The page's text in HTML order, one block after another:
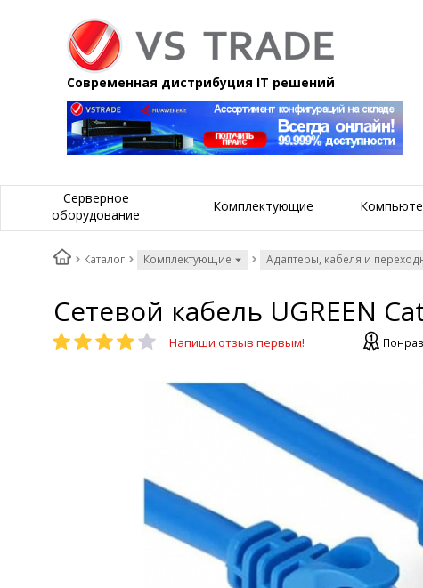
Современная дистрибуция IT решений
Серверное
оборудование
Комплектующие
Каталог Комплектующие Адаптеры, кабеля и
Сетевой кабель UGREEN
Напиши отзыв первым!